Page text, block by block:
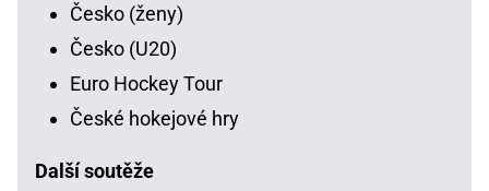
Česko (ženy)
Česko (U20)
Euro Hockey Tour
České hokejové hry
Další soutěže